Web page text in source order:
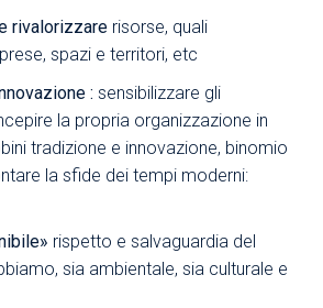
rivalorizzare risorse, quali
spazi e territori, etc
:sensibilizzare gli
la propria organizzazione in
tradizione e innovazione, binomio
la sfide dei tempi moderni:
rispetto e salvaguardia del
sia ambientale, sia culturale e